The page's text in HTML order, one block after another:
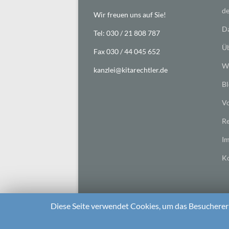
Wir freuen uns auf Sie!
Tel: 030 / 21 808 787
Fax 030 / 44 045 652
kanzlei@kitarechtler.de
Diese Seite verwendet Cookies, um das